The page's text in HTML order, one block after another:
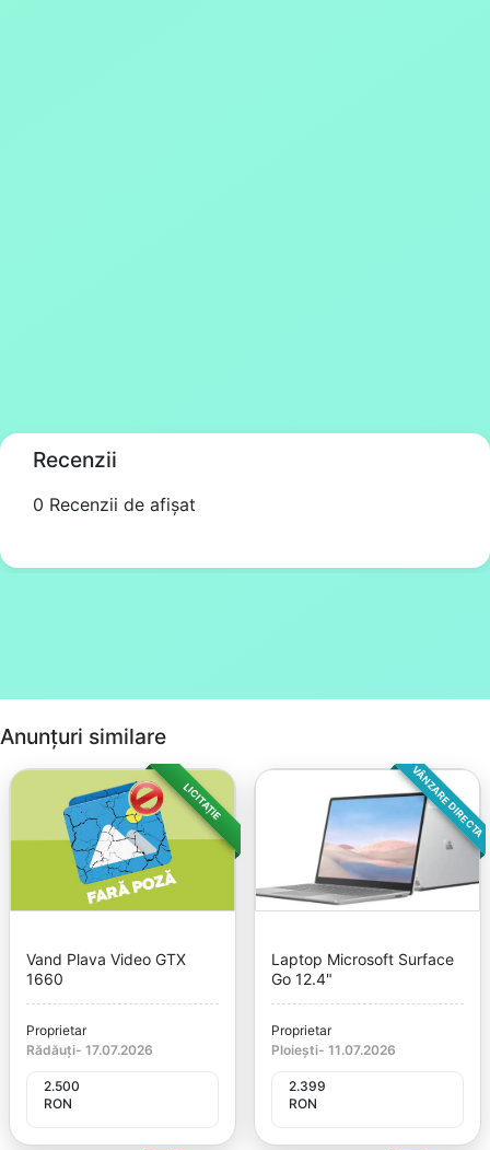
Recenzii
0 Recenzii de afișat
Anunțuri similare
LICITAȚIE
Vand Plava Video GTX
1660
Proprietar
Rădăuți- 17.07.2026
2.500
RON
VÂNZARE DIRECTA
Laptop Microsoft Surface
Go 12.4"
Proprietar
Ploiești- 11.07.2026
2.399
RON